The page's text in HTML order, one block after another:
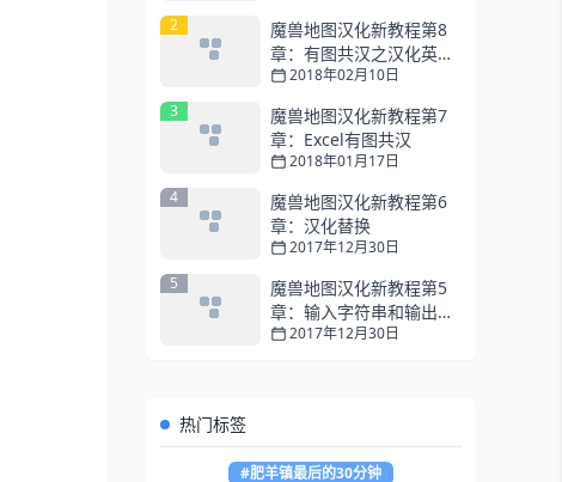
2
魔兽地图汉化新教程第8
章：有图共汉之汉化英雄
技能2018年02月10日
3
魔兽地图汉化新教程第7
章：Excel有图共汉
2018年01月17日
4
魔兽地图汉化新教程第6
章：汉化替换
2017年12月30日
5
魔兽地图汉化新教程第5
章：输入字符串和输出设
置2017年12月30日
热门标签
#肥羊镇最后的30分钟